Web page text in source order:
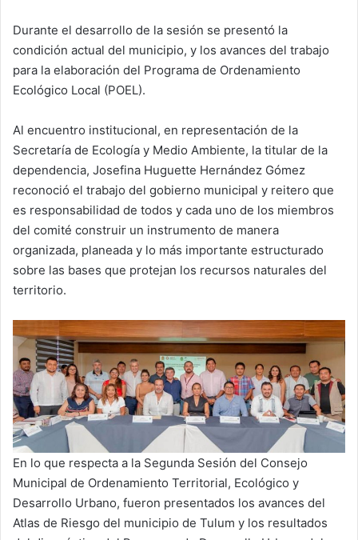
Durante el desarrollo de la sesión se presentó la
condición actual del municipio, y los avances del trabajo
para la elaboración del Programa de Ordenamiento
Ecológico Local (POEL).
Al encuentro institucional, en representación de la
Secretaría de Ecología y Medio Ambiente, la titular de la
dependencia, Josefina Huguette Hernández Gómez
reconoció el trabajo del gobierno municipal y reitero que
es responsabilidad de todos y cada uno de los miembros
del comité construir un instrumento de manera
organizada, planeada y lo más importante estructurado
sobre las bases que protejan los recursos naturales del
territorio.
En lo que respecta a la Segunda Sesión del Consejo
Municipal de Ordenamiento Territorial, Ecológico y
Desarrollo Urbano, fueron presentados los avances del
Atlas de Riesgo del municipio de Tulum y los resultados